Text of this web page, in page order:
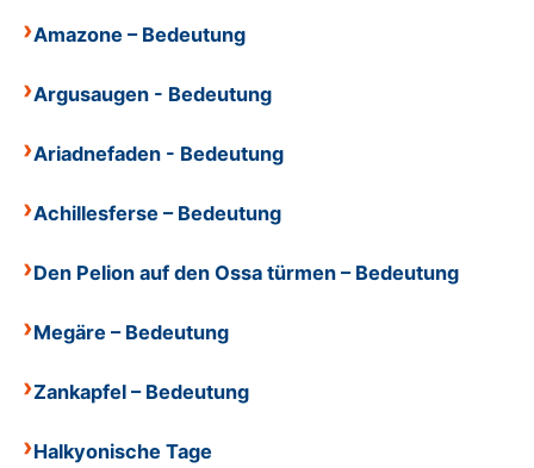
Amazone – Bedeutung
Argusaugen - Bedeutung
Ariadnefaden - Bedeutung
Achillesferse – Bedeutung
Den Pelion auf den Ossa türmen – Bedeutung
Megäre – Bedeutung
Zankapfel – Bedeutung
Halkyonische Tage